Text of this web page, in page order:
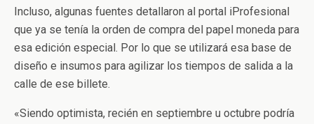
Incluso, algunas fuentes detallaron al portal iProfesional
que ya se tenía la orden de compra del papel moneda para
esa edición especial. Por lo que se utilizará esa base de
diseño e insumos para agilizar los tiempos de salida a la
calle de ese billete.
«Siendo optimista, recién en septiembre u octubre podría